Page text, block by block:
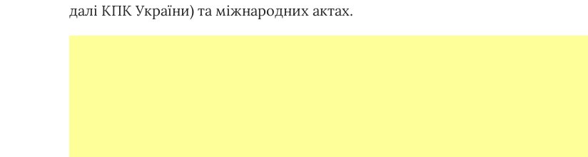
далі КПК України) та міжнародних актах.